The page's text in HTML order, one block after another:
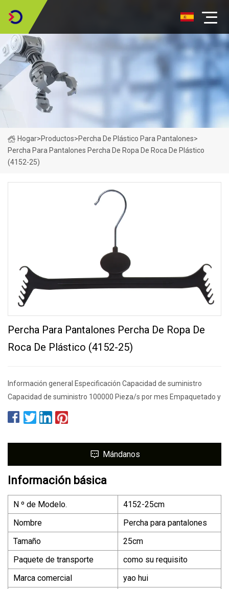
Hogar>Productos>Percha De Plástico Para Pantalones>
Percha Para Pantalones Percha De Ropa De Roca De Plástico
(4152-25)
Percha Para Pantalones Percha De Ropa De
Roca De Plástico (4152-25)
Información general Especificación Capacidad de suministro
Capacidad de suministro 100000 Pieza/s por mes Empaquetado y
Mándanos
Información básica
N º de Modelo.
4152-25cm
Nombre
Percha para pantalones
Tamaño
25cm
Paquete de transporte
como su requisito
Marca comercial
yao hui